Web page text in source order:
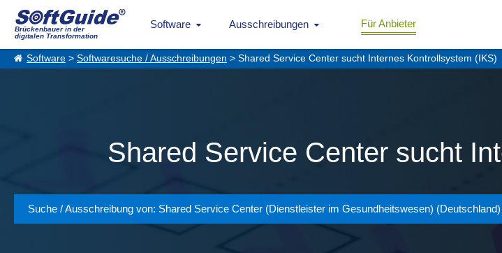
Brückenbauer in der
digitalen Transformation
Software Ausschreibungen Für Anbieter
Software > Softwaresuche / Ausschreibungen > Shared Service Center sucht Internes Kontrollsystem (IKS)
Shared Service Center sucht
Suche / Ausschreibung von: Shared Service Center (Dienstleister im Gesundheitswesen) (Deutschland)